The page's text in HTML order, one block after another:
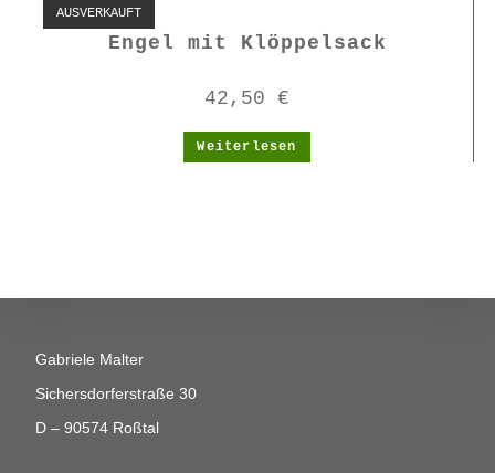
AUSVERKAUFT
Engel mit Klöppelsack
42,50 €
Weiterlesen
Gabriele Malter
Sichersdorferstraße 30
D – 90574 Roßtal